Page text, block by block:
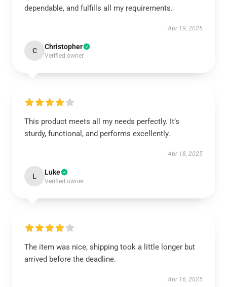
dependable, and fulfills all my requirements.
Apr 19, 2025
C Christopher
Verified owner
This product meets all my needs perfectly. It’s
sturdy, functional, and performs excellently.
Apr 18, 2025
L Luke
Verified owner
The item was nice, shipping took a little longer but
arrived before the deadline.
Apr 16, 2025